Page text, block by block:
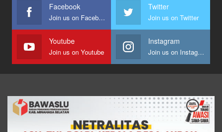
Facebook
Join us on Facebook
Twitter
Join us on Twitter
Youtube
Join us on Youtube
Instagram
Join us on Instagram